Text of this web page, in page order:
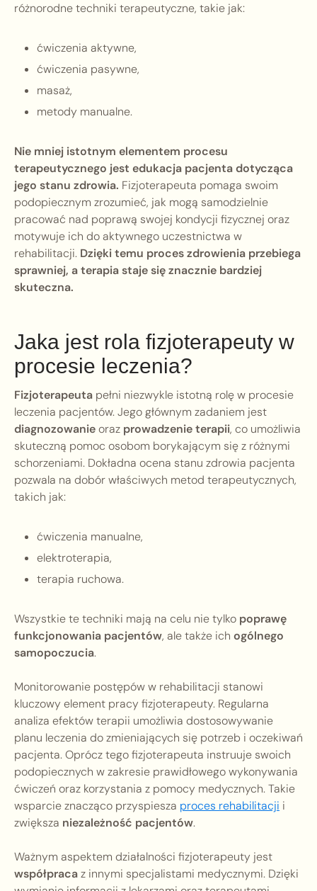
różnorodne techniki terapeutyczne, takie jak:
ćwiczenia aktywne,
ćwiczenia pasywne,
masaż,
metody manualne.
Nie mniej istotnym elementem procesu
terapeutycznego jest edukacja pacjenta dotycząca
jego stanu zdrowia. Fizjoterapeuta pomaga swoim
podopiecznym zrozumieć, jak mogą samodzielnie
pracować nad poprawą swojej kondycji fizycznej oraz
motywuje ich do aktywnego uczestnictwa w
rehabilitacji. Dzięki temu proces zdrowienia przebiega
sprawniej, a terapia staje się znacznie bardziej
skuteczna.
Jaka jest rola fizjoterapeuty w
procesie leczenia?
Fizjoterapeuta pełni niezwykle istotną rolę w procesie
leczenia pacjentów. Jego głównym zadaniem jest
diagnozowanieoraz prowadzenie terapii, co umożliwia
skuteczną pomoc osobom borykającym się z różnymi
schorzeniami. Dokładna ocena stanu zdrowia pacjenta
pozwala na dobór właściwych metod terapeutycznych,
takich jak:
ćwiczenia manualne,
elektroterapia,
terapia ruchowa.
Wszystkie te techniki mają na celu nie tylko poprawę
funkcjonowania pacjentów, ale także ich ogólnego
samopoczucia.
Monitorowanie postępów w rehabilitacji stanowi
kluczowy element pracy fizjoterapeuty. Regularna
analiza efektów terapii umożliwia dostosowywanie
planu leczenia do zmieniających się potrzeb i oczekiwań
pacjenta. Oprócz tego fizjoterapeuta instruuje swoich
podopiecznych w zakresie prawidłowego wykonywania
ćwiczeń oraz korzystania z pomocy medycznych. Takie
wsparcie znacząco przyspiesza proces rehabilitacji i
zwiększa niezależność pacjentów.
Ważnym aspektem działalności fizjoterapeuty jest
współpracaz innymi specjalistami medycznymi. Dzięki